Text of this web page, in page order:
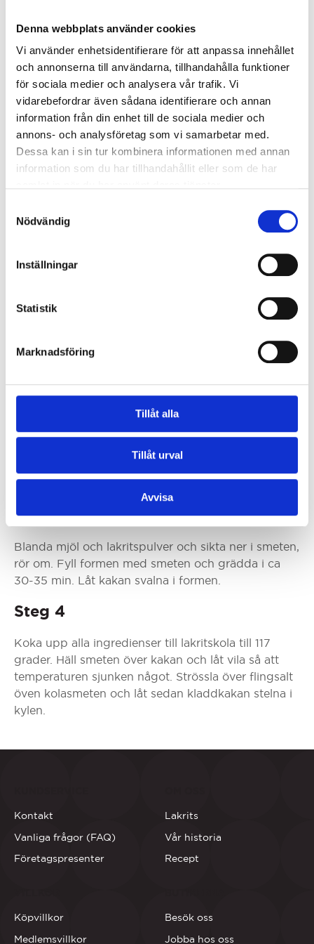
Denna webbplats använder cookies
Vi använder enhetsidentifierare för att anpassa innehållet
och annonserna till användarna, tillhandahålla funktioner
för sociala medier och analysera vår trafik. Vi
vidarebefordrar även sådana identifierare och annan
information från din enhet till de sociala medier och
annons- och analysföretag som vi samarbetar med.
Dessa kan i sin tur kombinera informationen med annan
information som du har tillhandahållit eller som de har
Nödvändig
Inställningar
Statistik
Marknadsföring
Tillåt alla
Tillåt urval
Avvisa
Ingredienser
200 g
Mörk choklad
200 g
Smör
2 dl
Socker
4 st
Ägg
2 dl
Vetemjöl
2 msk
Lakritsroten Lakritspulver
1 ½ dl
1 msk
på 175 grader.
Smält smöret i en stor kastrull, ta av kastrullen från
smöret. Vispa ner socker och ett ägg i taget.
Steg 3
Blanda mjöl och lakritspulver och sikta ner i smeten,
rör om. Fyll formen med smeten och grädda i ca
30-35 min. Låt kakan svalna i formen.
Steg 4
Koka upp alla ingredienser till lakritskola till 117
grader. Häll smeten över kakan och låt vila så att
temperaturen sjunken något. Strössla över flingsalt
öven kolasmeten och låt sedan kladdkakan stelna i
kylen.
Kontakt
Vanliga frågor (FAQ)
Företagspresenter
Lakrits
Vår historia
Recept
Besök oss
Jobba hos oss
Köpvillkor
Medlemsvillkor